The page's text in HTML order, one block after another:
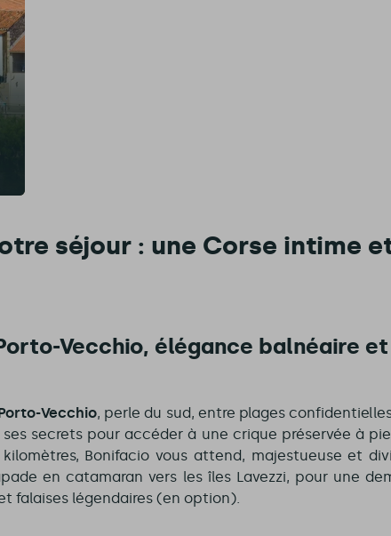
séjour : une Corse intime
Vecchio, élégance balnéaire
Vecchio, perle du sud, entre plages
secrets pour accéder à une crique préservée à
Bonifacio vous attend, majestueuse et
en catamaran vers les îles Lavezzi, pour une
falaises légendaires (en option).